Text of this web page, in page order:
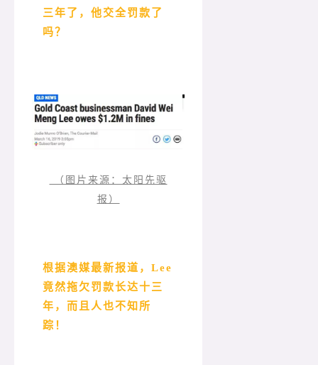
三年了，他交全罚款了
吗？
（图片来源：太阳先驱
报）
根据澳媒最新报道，Lee
竟然拖欠罚款长达十三
年，而且人也不知所
踪！